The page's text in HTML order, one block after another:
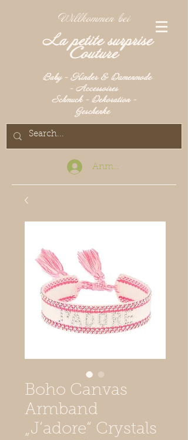
Willkommen bei
La petite surprise
Couture
Baby - Kinder & Damenmode
- Accessoires
Schmuck - Dekoration -
Geschenke
Anmelden
Boho Canvas
Armband
„J‘adore“ Crystals